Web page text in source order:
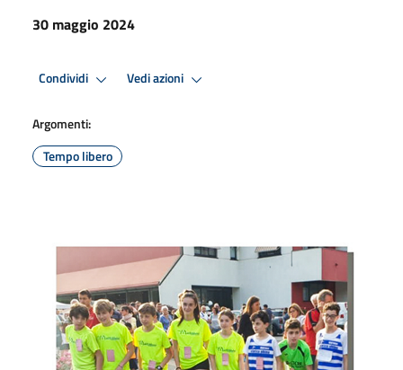
30 maggio 2024
Condividi Vedi azioni
Argomenti:
Tempo libero